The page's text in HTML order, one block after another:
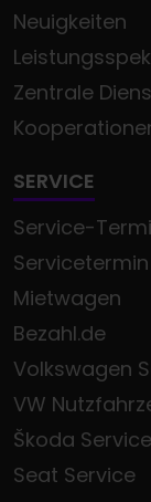
Neuigkeiten
Zentrale
SERVICE
Service-
Servicetermin
Mietwagen
Bezahl.de
Volkswagen
VW
Škoda Service
Seat Service
Zum